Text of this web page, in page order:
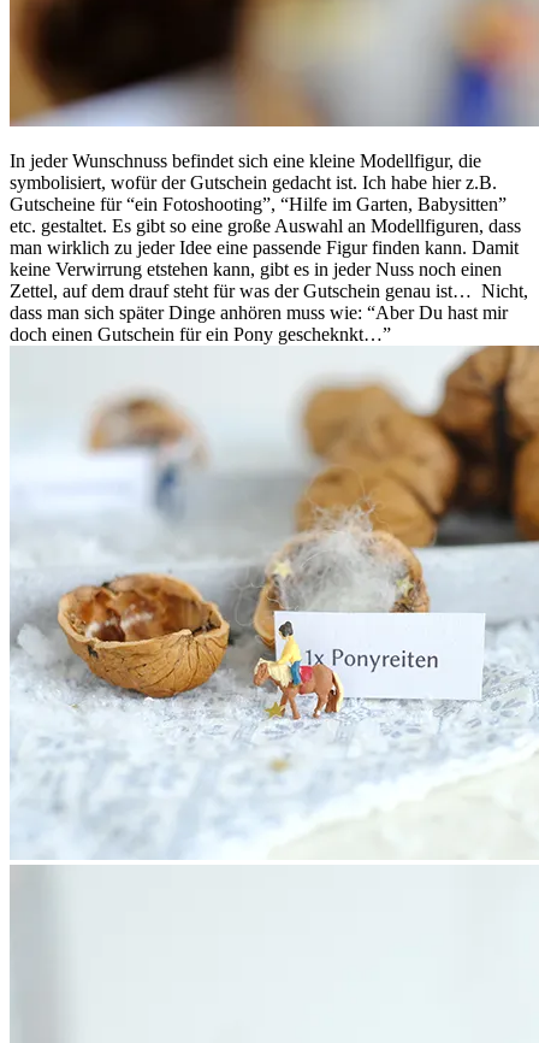
In jeder Wunschnuss befindet sich eine kleine Modellfigur, die
symbolisiert, wofür der Gutschein gedacht ist. Ich habe hier z.B.
Gutscheine für “ein Fotoshooting”, “Hilfe im Garten, Babysitten”
etc. gestaltet. Es gibt so eine große Auswahl an Modellfiguren, dass
man wirklich zu jeder Idee eine passende Figur finden kann. Damit
keine Verwirrung etstehen kann, gibt es in jeder Nuss noch einen
Zettel, auf dem drauf steht für was der Gutschein genau ist… Nicht,
dass man sich später Dinge anhören muss wie: “Aber Du hast mir
doch einen Gutschein für ein Pony gescheknkt…”